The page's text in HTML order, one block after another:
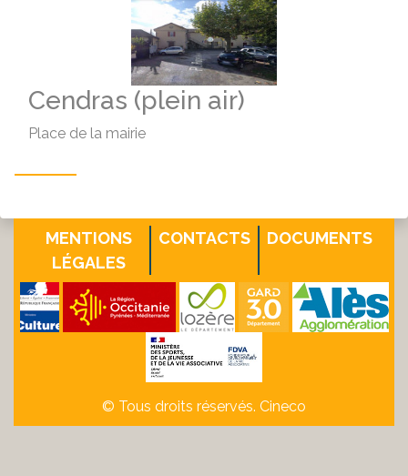
Cendras (plein air)
Place de la mairie
MENTIONS
LÉGALES
CONTACTS DOCUMENTS
© Tous droits réservés. Cineco